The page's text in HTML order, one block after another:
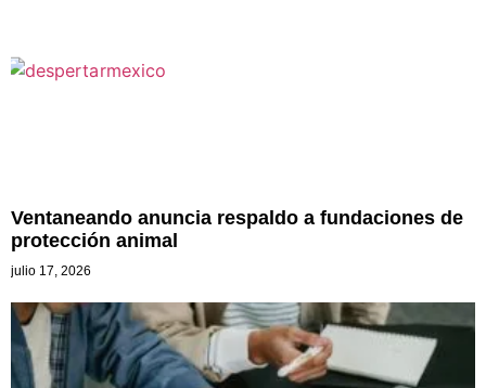
protección animal
julio 17, 2026